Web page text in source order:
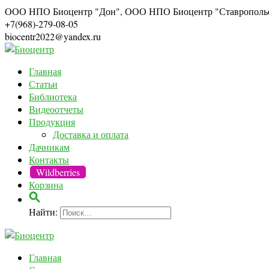
ООО НПО Биоцентр "Дон", ООО НПО Биоцентр
+7(968)-279-08-05
biocentr2022@yandex.ru
Главная
Статьи
Библиотека
Видеоотчеты
Продукция
Доставка и оплата
Дачникам
Контакты
Wildberries
Корзина
Найти:
Главная